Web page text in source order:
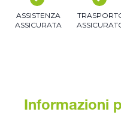
ASSISTENZA
ASSICURATA
Informazioni